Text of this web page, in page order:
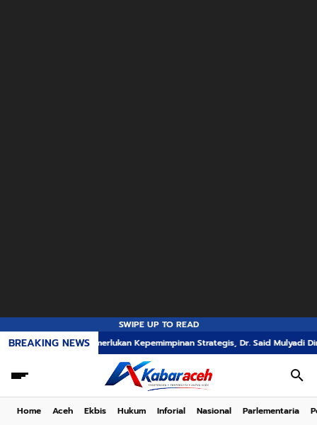
SWIPE UP TO READ
BREAKING NEWS
PEMA Memerlukan Kepemimpinan Strategis, Dr. Said Mulyadi Dinilai
Home Aceh Ekbis Hukum Inforial Nasional Parlementaria